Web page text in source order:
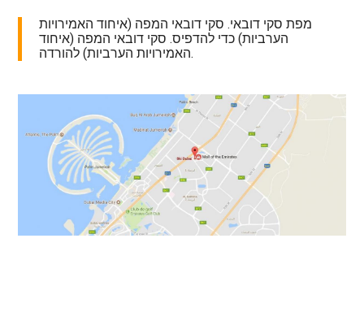
מפת סקי דובאי. סקי דובאי המפה (איחוד האמירויות
הערביות) כדי להדפיס. סקי דובאי המפה (איחוד
האמירויות הערביות) להורדה.